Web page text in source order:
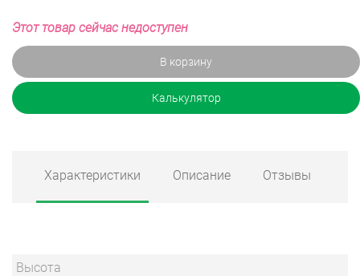
Этот товар сейчас недоступен
В корзину
Калькулятор
Характеристики Описание Отзывы
Высота